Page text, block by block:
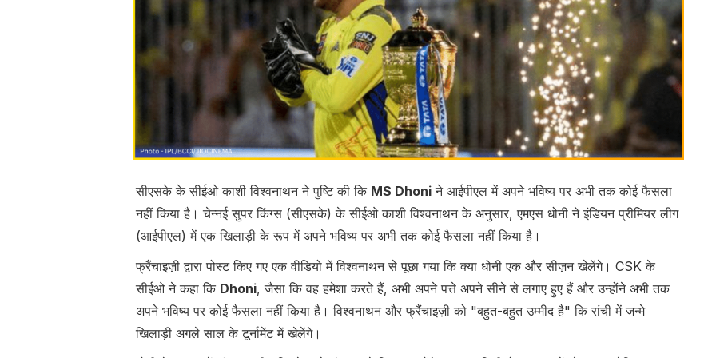
सीएसके के सीईओ काशी विश्वनाथन ने पुष्टि की कि MS Dhoni ने आईपीएल में अपने भविष्य पर अभी तक कोई फैसला
नहीं किया है। चेन्नई सुपर किंग्स (सीएसके) के सीईओ काशी विश्वनाथन के अनुसार, एमएस धोनी ने इंडियन प्रीमियर लीग
(आईपीएल) में एक खिलाड़ी के रूप में अपने भविष्य पर अभी तक कोई फैसला नहीं किया है।
फ्रैंचाइज़ी द्वारा पोस्ट किए गए एक वीडियो में विश्वनाथन से पूछा गया कि क्या धोनी एक और सीज़न खेलेंगे। CSK के
सीईओ ने कहा कि Dhoni, जैसा कि वह हमेशा करते हैं, अभी अपने पत्ते अपने सीने से लगाए हुए हैं और उन्होंने अभी तक
अपने भविष्य पर कोई फैसला नहीं किया है। विश्वनाथन और फ्रैंचाइज़ी को "बहुत-बहुत उम्मीद है" कि रांची में जन्मे
खिलाड़ी अगले साल के टूर्नामेंट में खेलेंगे।